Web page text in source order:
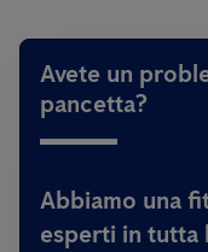
Avete un
pancetta?
Abbiamo una
esperti in tutta